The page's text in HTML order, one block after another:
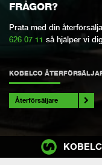
FRÅGOR?
Prata med din
626 07 11 så hjälper vi
KOBELCO
Återförsäljare